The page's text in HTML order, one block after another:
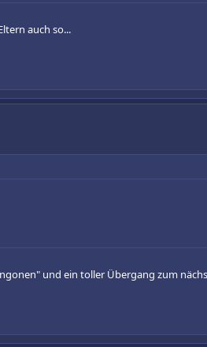
auch so...
und ein toller Übergang zum